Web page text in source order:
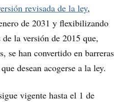
revisada de la ley,
de 2031 y flexibilizando
la versión de 2015 que,
se han convertido en barreras
desean acogerse a la ley.
vigente hasta el 1 de